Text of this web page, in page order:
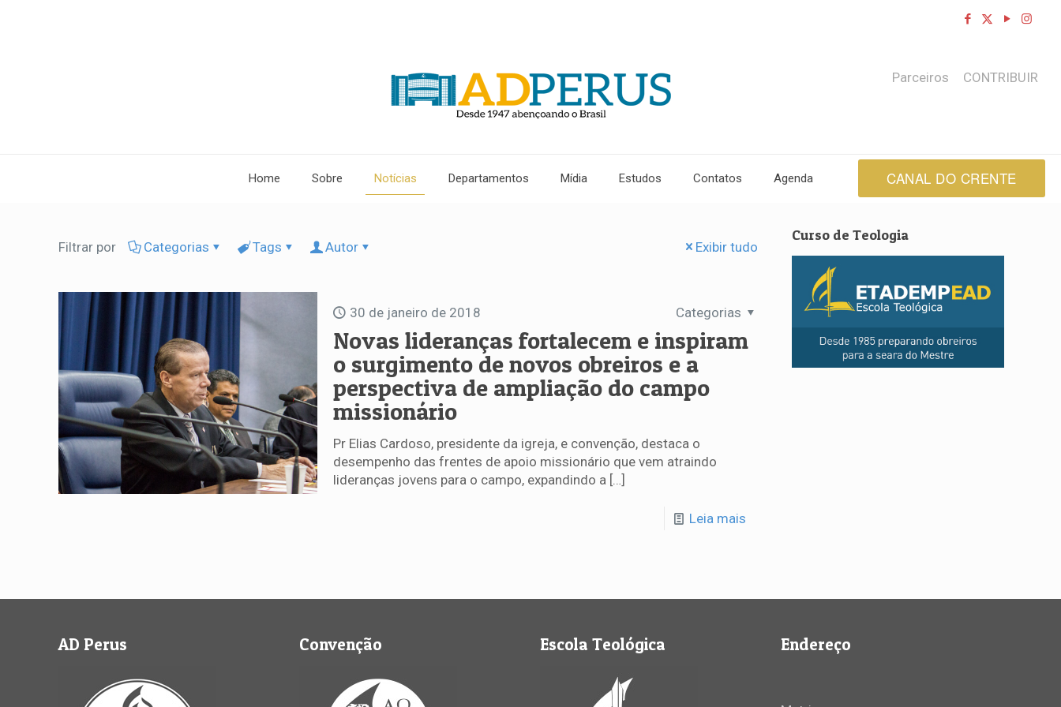
Home Sobre Notícias Departamentos Mídia Estudos Contatos Agenda
Parceiros CONTRIBUIR
CANAL DO CRENTE
Filtrar por Categorias Tags Autor Exibir tudo
30 de janeiro de 2018 Categorias
Novas lideranças fortalecem e inspiram
o surgimento de novos obreiros e a
perspectiva de ampliação do campo
missionário
Pr Elias Cardoso, presidente da igreja, e convenção, destaca o
desempenho das frentes de apoio missionário que vem atraindo
lideranças jovens para o campo, expandindo a[…]
Leia mais
Curso de Teologia
AD Perus Convenção Escola Teológica Endereço